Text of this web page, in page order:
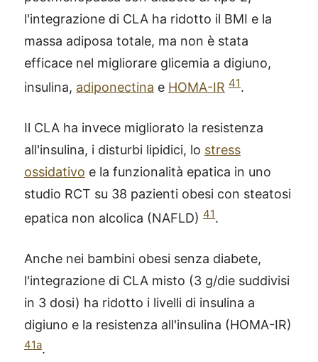
l'integrazione di CLA ha ridotto il BMI e la
massa adiposa totale, ma non è stata
efficace nel migliorare glicemia a digiuno,
insulina, adiponectina e HOMA-IR 41.
Il CLA ha invece migliorato la resistenza
all'insulina, i disturbi lipidici, lo stress
ossidativo e la funzionalità epatica in uno
studio RCT su 38 pazienti obesi con steatosi
epatica non alcolica (NAFLD) 41.
Anche nei bambini obesi senza diabete,
l'integrazione di CLA misto (3 g/die suddivisi
in 3 dosi) ha ridotto i livelli di insulina a
digiuno e la resistenza all'insulina (HOMA-IR)
41a.